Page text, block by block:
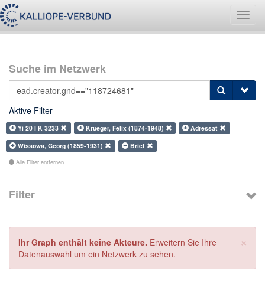
Suche im Netzwerk
Aktive Filter
Yi 20 I K 3233 Krueger, Felix (1874-1948)
Adressat
Wissowa, Georg (1859-1931)
Brief
Alle Filter entfernen
Filter
×
Ihr Graph enthält keine Akteure. Erweitern Sie Ihre
Datenauswahl um ein Netzwerk zu sehen.